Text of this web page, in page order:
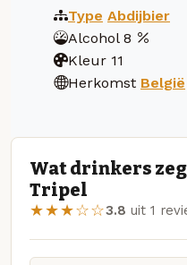
Type Abdijbier
Alcohol 8
Kleur 11
Herkomst België
Wat drinkers
Tripel
★★★☆☆3.8 uit 1